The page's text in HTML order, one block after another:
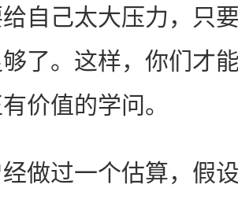
自己太大压力，只
了。这样，你们才
价值的学问。
过一个估算，假设